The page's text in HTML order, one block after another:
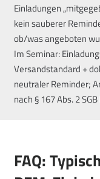
Einladungen
kein sauberer
ob/was angeboten
Im Seminar:
Versandstandard +
neutraler Reminder;
nach § 167 Abs. 2 SGB
FAQ: